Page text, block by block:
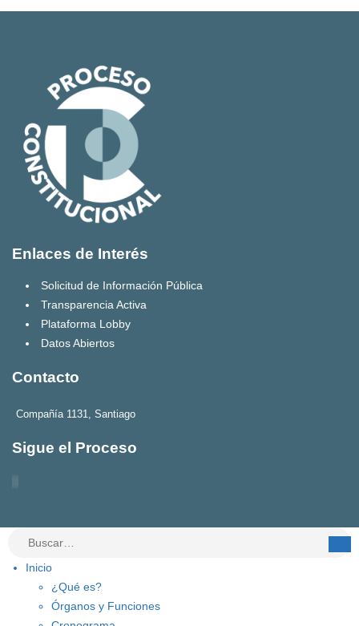
Enlaces de Interés
Solicitud de Información Pública
Transparencia Activa
Plataforma Lobby
Datos Abiertos
Contacto
Compañía 1131, Santiago
Sigue el Proceso
Inicio
¿Qué es?
Órganos y Funciones